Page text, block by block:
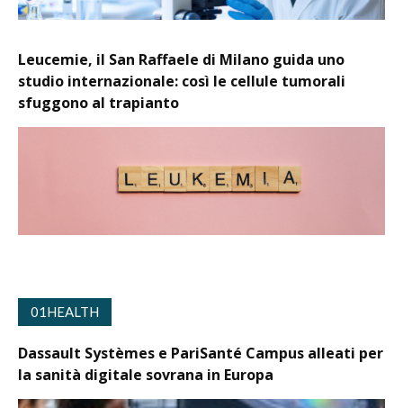
Leucemie, il San Raffaele di Milano guida uno
studio internazionale: così le cellule tumorali
sfuggono al trapianto
01HEALTH
Dassault Systèmes e PariSanté Campus alleati per
la sanità digitale sovrana in Europa